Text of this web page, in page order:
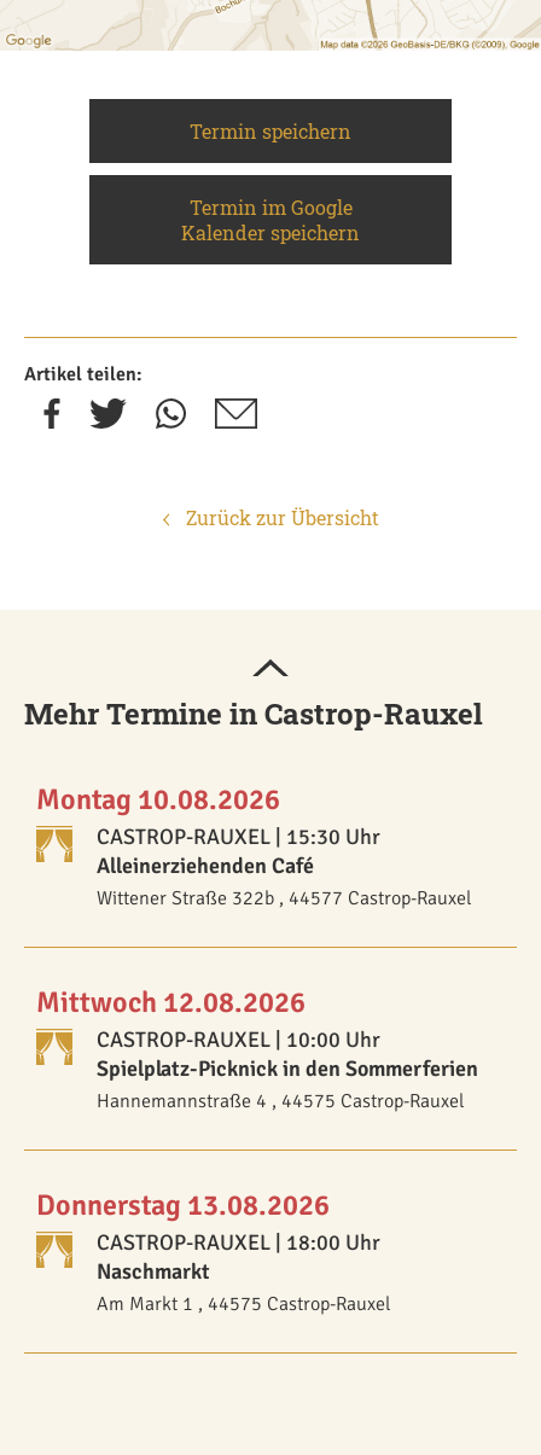
Termin speichern
Termin im Google
Kalender speichern
Artikel teilen:
Zurück zur Übersicht
Mehr Termine in Castrop-Rauxel
Montag 10.08.2026
CASTROP-RAUXEL | 15:30 Uhr
Alleinerziehenden Café
Wittener Straße 322b , 44577 Castrop-Rauxel
Mittwoch 12.08.2026
CASTROP-RAUXEL | 10:00 Uhr
Spielplatz-Picknick in den Sommerferien
Hannemannstraße 4 , 44575 Castrop-Rauxel
Donnerstag 13.08.2026
CASTROP-RAUXEL | 18:00 Uhr
Naschmarkt
Am Markt 1 , 44575 Castrop-Rauxel